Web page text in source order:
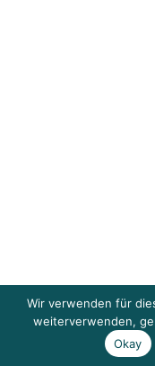
Wir verwenden für
weiterverwenden,
Okay